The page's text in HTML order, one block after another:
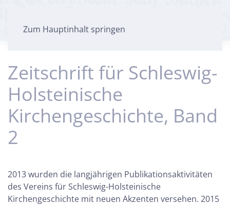
Zum Hauptinhalt springen
Zeitschrift für Schleswig-
Holsteinische
Kirchengeschichte, Band
2
2013 wurden die langjährigen Publikationsaktivitäten
des Vereins für Schleswig-Holsteinische
Kirchengeschichte mit neuen Akzenten versehen. 2015